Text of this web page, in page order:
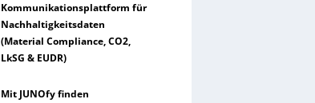
Kommunikationsplattform für
Nachhaltigkeitsdaten
(Material Compliance, CO2,
LkSG & EUDR)
Mit JUNOfy finden